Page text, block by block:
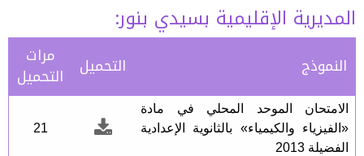
المديرية الإقليمية بسيدي بنور:
النموذج التحميل مرات
التحميل
الامتحان الموحد المحلي في مادة
«الفيزياء والكيمياء» بالثانوية الإعدادية
الفضيلة 2013
21